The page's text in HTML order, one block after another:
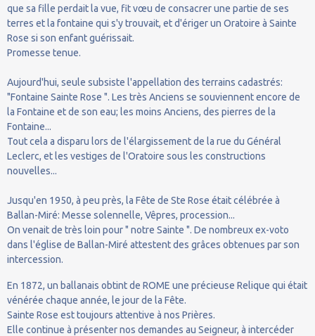
que sa fille perdait la vue, fit vœu de consacrer une partie de ses
terres et la fontaine qui s'y trouvait, et d'ériger un Oratoire à Sainte
Rose si son enfant guérissait.
Promesse tenue.
Aujourd'hui, seule subsiste l'appellation des terrains cadastrés:
"Fontaine Sainte Rose ". Les très Anciens se souviennent encore de
la Fontaine et de son eau; les moins Anciens, des pierres de la
Fontaine...
Tout cela a disparu lors de l'élargissement de la rue du Général
Leclerc, et les vestiges de l'Oratoire sous les constructions
nouvelles...
Jusqu'en 1950, à peu près, la Fête de Ste Rose était célébrée à
Ballan-Miré: Messe solennelle, Vêpres, procession...
On venait de très loin pour " notre Sainte ". De nombreux ex-voto
dans l'église de Ballan-Miré attestent des grâces obtenues par son
intercession.
En 1872, un ballanais obtint de ROME une précieuse Relique qui était
vénérée chaque année, le jour de la Fête.
Sainte Rose est toujours attentive à nos Prières.
Elle continue à présenter nos demandes au Seigneur, à intercéder